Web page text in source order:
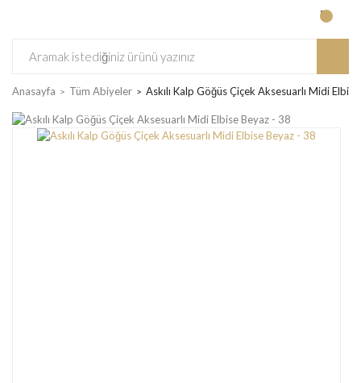
Anasayfa Tüm Abiyeler Askılı Kalp Göğüs Çiçek Aksesuarlı Midi